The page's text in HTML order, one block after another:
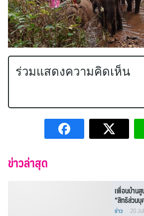
ร่วมแสดงความคิดเห็น
ข่าวล่าสุด
เพื่อนบ้าน
“สิทธิส่วน
ข่าว 20